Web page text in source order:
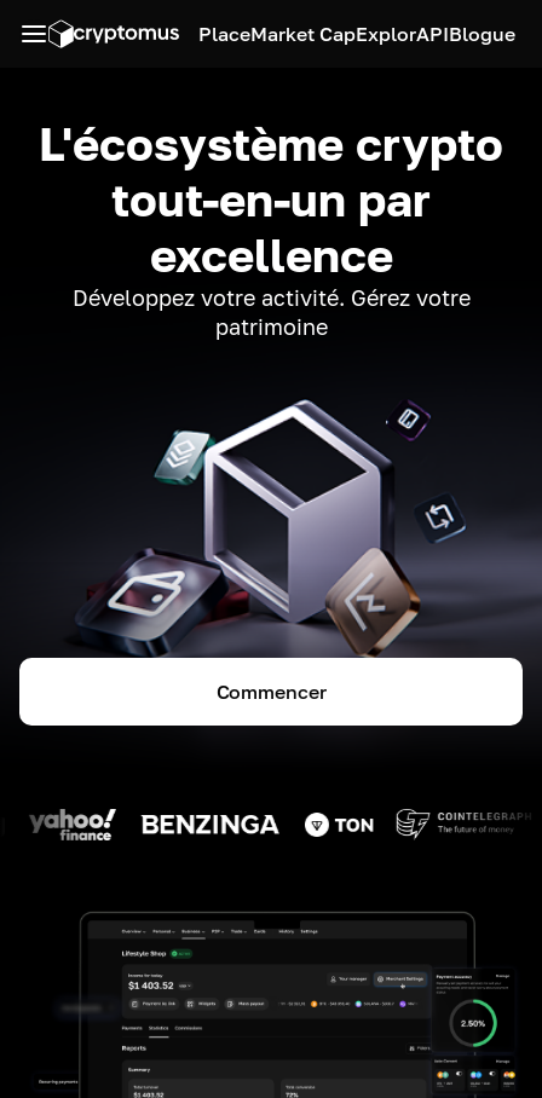
PlaceMarket CapExplorAPIBlogue
L'écosystème crypto
tout-en-un par
excellence
Développez votre activité. Gérez votre
patrimoine
Commencer